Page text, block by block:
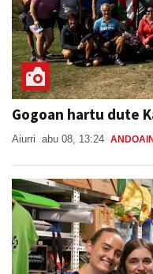
Gogoan hartu dute
Aiurri abu 08, 13:24